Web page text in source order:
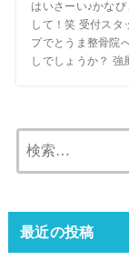
はいさーい♪かな
して！笑 受付スタ
プでとうま整骨院
しでしょうか？ 強
最近の投稿